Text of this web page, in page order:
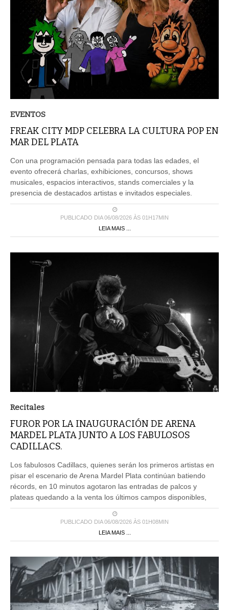
FREAK CITY MDP CELEBRA LA CULTURA POP EN
MAR DEL PLATA
evento ofrecerá charlas, exhibiciones, concursos, shows
musicales, espacios interactivos, stands comerciales y la
presencia de destacados artistas e invitados especiales.
PUBLICADO DIA 06/08/2026 ÀS 01H17MIN
LEIA MAIS ...
FUROR POR LA INAUGURACIÓN DE ARENA
MARDEL PLATA JUNTO A LOS FABULOSOS
CADILLACS.
pisar el escenario de Arena Mardel Plata continúan batiendo
récords, en 10 minutos agotaron las entradas de palcos y
plateas quedando a la venta los últimos campos disponibles,
PUBLICADO DIA 06/08/2026 ÀS 01H08MIN
LEIA MAIS ...